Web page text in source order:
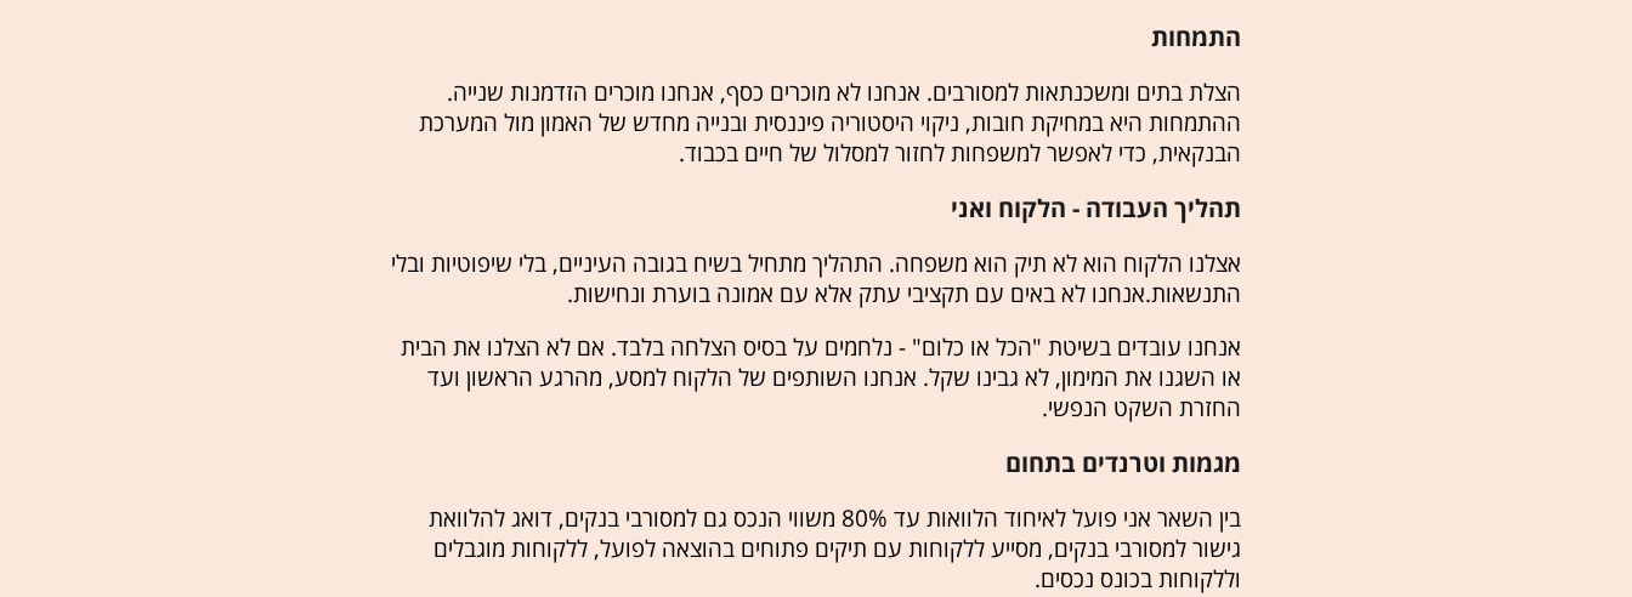
התמחות
הצלת בתים ומשכנתאות למסורבים. אנחנו לא מוכרים כסף, אנחנו מוכרים הזדמנות שנייה.
ההתמחות היא במחיקת חובות, ניקוי היסטוריה פיננסית ובנייה מחדש של האמון מול המערכת
הבנקאית, כדי לאפשר למשפחות לחזור למסלול של חיים בכבוד.
תהליך העבודה - הלקוח ואני
אצלנו הלקוח הוא לא תיק הוא משפחה. התהליך מתחיל בשיח בגובה העיניים, בלי שיפוטיות ובלי
התנשאות.אנחנו לא באים עם תקציבי עתק אלא עם אמונה בוערת ונחישות.
אנחנו עובדים בשיטת "הכל או כלום" - נלחמים על בסיס הצלחה בלבד. אם לא הצלנו את הבית
או השגנו את המימון, לא גבינו שקל. אנחנו השותפים של הלקוח למסע, מהרגע הראשון ועד
החזרת השקט הנפשי.
מגמות וטרנדים בתחום
בין השאר אני פועל לאיחוד הלוואות עד 80% משווי הנכס גם למסורבי בנקים, דואג להלוואת
גישור למסורבי בנקים, מסייע ללקוחות עם תיקים פתוחים בהוצאה לפועל, ללקוחות מוגבלים
וללקוחות בכונס נכסים.